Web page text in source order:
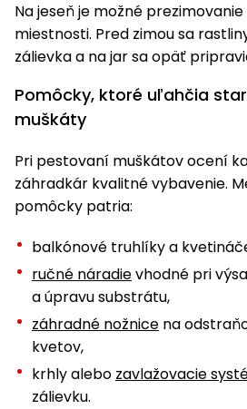
Na jeseň je možné
miestnosti. Pred zimou sa
zálievka a na jar sa opäť
Pomôcky, ktoré uľahčia
muškáty
Pri pestovaní muškátov ocení
záhradkár kvalitné vybavenie.
pomôcky patria:
balkónové truhlíky a
ručné náradievhodné pri
a úpravu substrátu,
záhradné nožnice na
kvetov,
krhly alebo zavlažovacie
zálievku.